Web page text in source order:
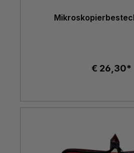
€ 26,30*